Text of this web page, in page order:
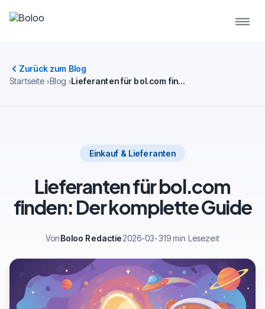
Zurück zum Blog
Startseite Blog Lieferanten für bol.com finden: Der komplette Guide
Einkauf & Lieferanten
Lieferanten für bol.com
finden: Der komplette Guide
VonBoloo Redactie2026-03-319 min Lesezeit